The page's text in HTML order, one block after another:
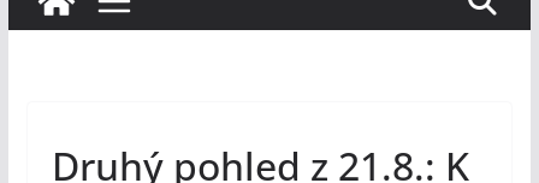
Druhý pohled z 21.8.: K